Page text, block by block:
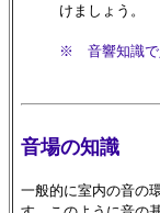
けましょう。
※ 音響知識で
音場の知識
一般的に室内の音の